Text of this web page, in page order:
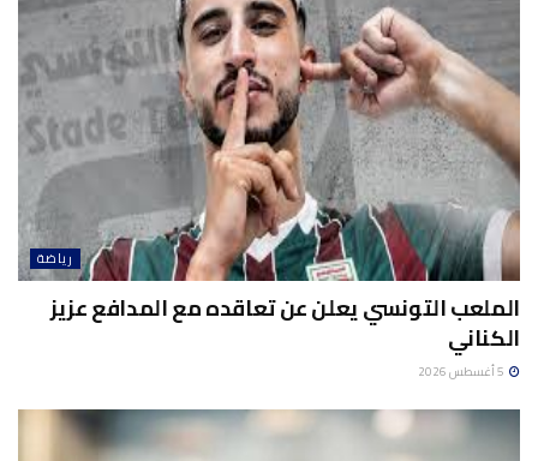
رياضة
الملعب التونسي يعلن عن تعاقده مع المدافع عزيز
الكناني